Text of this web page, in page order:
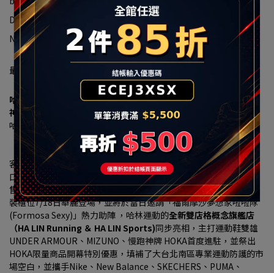
DIRECCIÓN:新北市汐止區大同路一段239號16-1
Número unificado:90322663
最新消息
哈林運動進駐秀泰生活樹林店 7/18盛大開幕 多重優惠現省上千元
神牌HOKA、UA、MIZUNO 首發登場
哈林運動獨家總代理傳奇潮鞋 MINNETONKA
「小籠包、珍珠奶茶」聯名神鞋限量開搶、再送限定配色鞋帶
【2026 年7月16日，台北訊】大台北南區的慢跑愛好者、運動穿搭
客與家庭消費者注意！看好新北樹林生活圈持續發展，以及居住人
口穩定成長帶動的消費需求，秀泰生活樹林店攜手台灣運動用品零
售通路領導品牌「哈林運動」（HA LIN），打造3F近300坪商場改
裝櫃位7/18日華麗登場，並將於當日邀請「福爾摩沙夢想家啦啦隊
(Formosa Sexy)」熱力助陣 ，哈林運動的全新雙店格概念旗艦店
（HA LIN Running ＆ HA LIN Sports)同步亮相，主打運動鞋雙雄
UNDER ARMOUR、MIZUNO、慢跑神牌 HOKA首度進駐，並祭出
HOKA限量商品開幕特別優惠，填補了大台北南區專業運動防護的市
場空白，並攜手Nike、New Balance、SKECHERS、PUMA、